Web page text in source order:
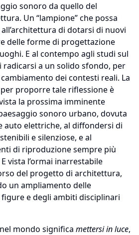
sonoro da quello del
Un “lampione” che possa
all’architettura di dotarsi di nuovi
delle forme di progettazione
E al contempo agli studi sul
radicarsi a un solido sfondo, per
dei contesti reali. La
proporre tale riflessione è
la prossima imminente
sonoro urbano, dovuta
auto elettriche, al diffondersi di
e silenziose, e al
di riproduzione sempre più
vista l’ormai inarrestabile
del progetto di architettura,
un ampliamento delle
e degli ambiti disciplinari
mondo significa mettersi in luce,